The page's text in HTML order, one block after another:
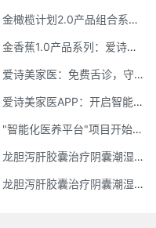
金橄榄计划2.0产品组合系列：健康分布机（健康一体机）+慢病管理系统，可落地在健康小屋，社区服务中心等等
金香蕉1.0产品系列：爱诗美家医健康分布机，健康一体机，社区服务中心，药店，健康小屋都需要
爱诗美家医：免费舌诊，守护您的健康之旅
爱诗美家医APP：开启智能舌诊新时代.舌诊app软件有哪些 好用的舌诊app大全
"智能化医养平台"项目开始招商了，零加盟费，终身自动赚钱
龙胆泻肝胶囊治疗阴囊潮湿吗(龙胆泻肝胶囊治疗阴囊潮湿吗怎么服用)
龙胆泻肝胶囊治疗阴囊潮湿吗怎么服用(龙胆泻肝胶囊治疗阴囊潮湿吗怎么服用效果好)